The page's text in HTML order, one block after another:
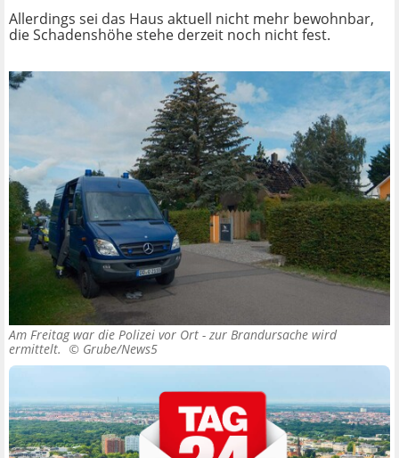
Allerdings sei das Haus aktuell nicht mehr bewohnbar,
die Schadenshöhe stehe derzeit noch nicht fest.
Am Freitag war die Polizei vor Ort - zur Brandursache wird
ermittelt. © Grube/News5